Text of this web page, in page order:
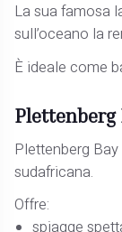
La sua famosa
sull’oceano la
È ideale come
Plettenberg
Plettenberg
sudafricana.
Offre:
spiagge